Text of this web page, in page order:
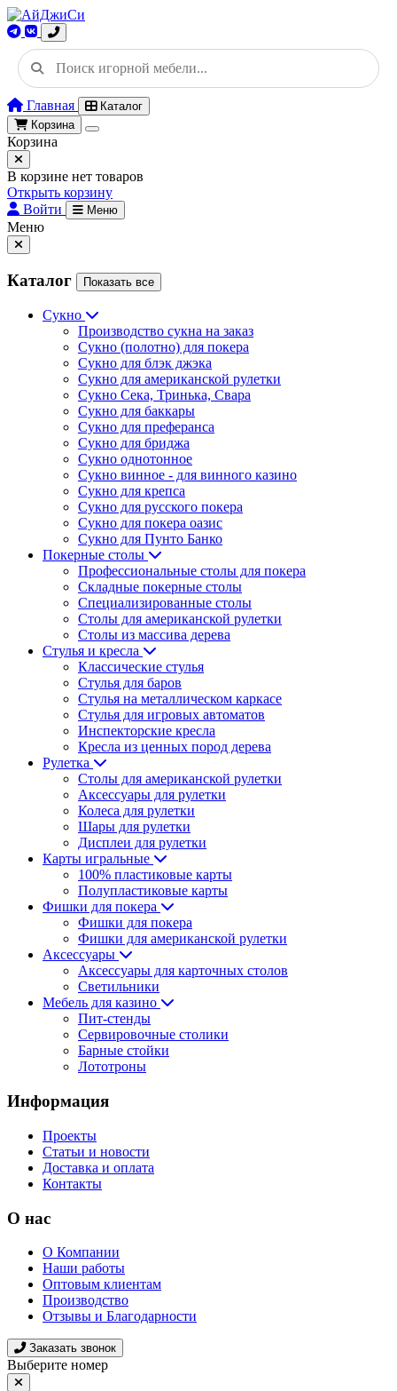
Главная
Каталог
Корзина
Корзина
В корзине нет товаров
Открыть корзину
Войти
Меню
Меню
Каталог Показать все
Сукно
Производство сукна на заказ
Сукно (полотно) для покера
Сукно для блэк джэка
Сукно для американской рулетки
Сукно Сека, Тринька, Свара
Сукно для баккары
Сукно для преферанса
Сукно для бриджа
Сукно однотонное
Сукно винное - для винного казино
Сукно для крепса
Сукно для русского покера
Сукно для покера оазис
Сукно для Пунто Банко
Покерные столы
Профессиональные столы для покера
Складные покерные столы
Специализированные столы
Столы для американской рулетки
Столы из массива дерева
Стулья и кресла
Классические стулья
Стулья для баров
Стулья на металлическом каркасе
Стулья для игровых автоматов
Инспекторские кресла
Кресла из ценных пород дерева
Рулетка
Столы для американской рулетки
Аксессуары для рулетки
Колеса для рулетки
Шары для рулетки
Дисплеи для рулетки
Карты игральные
100% пластиковые карты
Полупластиковые карты
Фишки для покера
Фишки для покера
Фишки для американской рулетки
Аксессуары
Аксессуары для карточных столов
Светильники
Мебель для казино
Пит-стенды
Сервировочные столики
Барные стойки
Лототроны
Информация
Проекты
Статьи и новости
Доставка и оплата
Контакты
О нас
О Компании
Наши работы
Оптовым клиентам
Производство
Отзывы и Благодарности
Заказать звонок
Выберите номер